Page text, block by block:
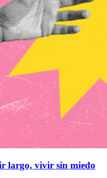
largo, vivir sin miedo